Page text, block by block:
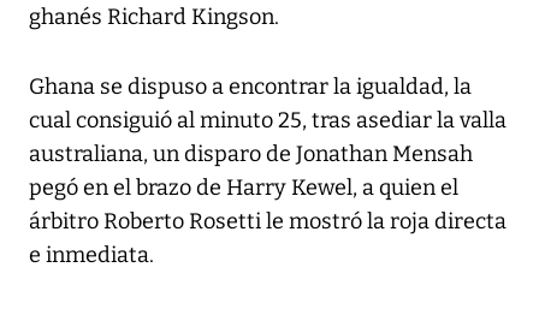
ghanés Richard Kingson.
Ghana se dispuso a encontrar la igualdad, la
cual consiguió al minuto 25, tras asediar la valla
australiana, un disparo de Jonathan Mensah
pegó en el brazo de Harry Kewel, a quien el
árbitro Roberto Rosetti le mostró la roja directa
e inmediata.